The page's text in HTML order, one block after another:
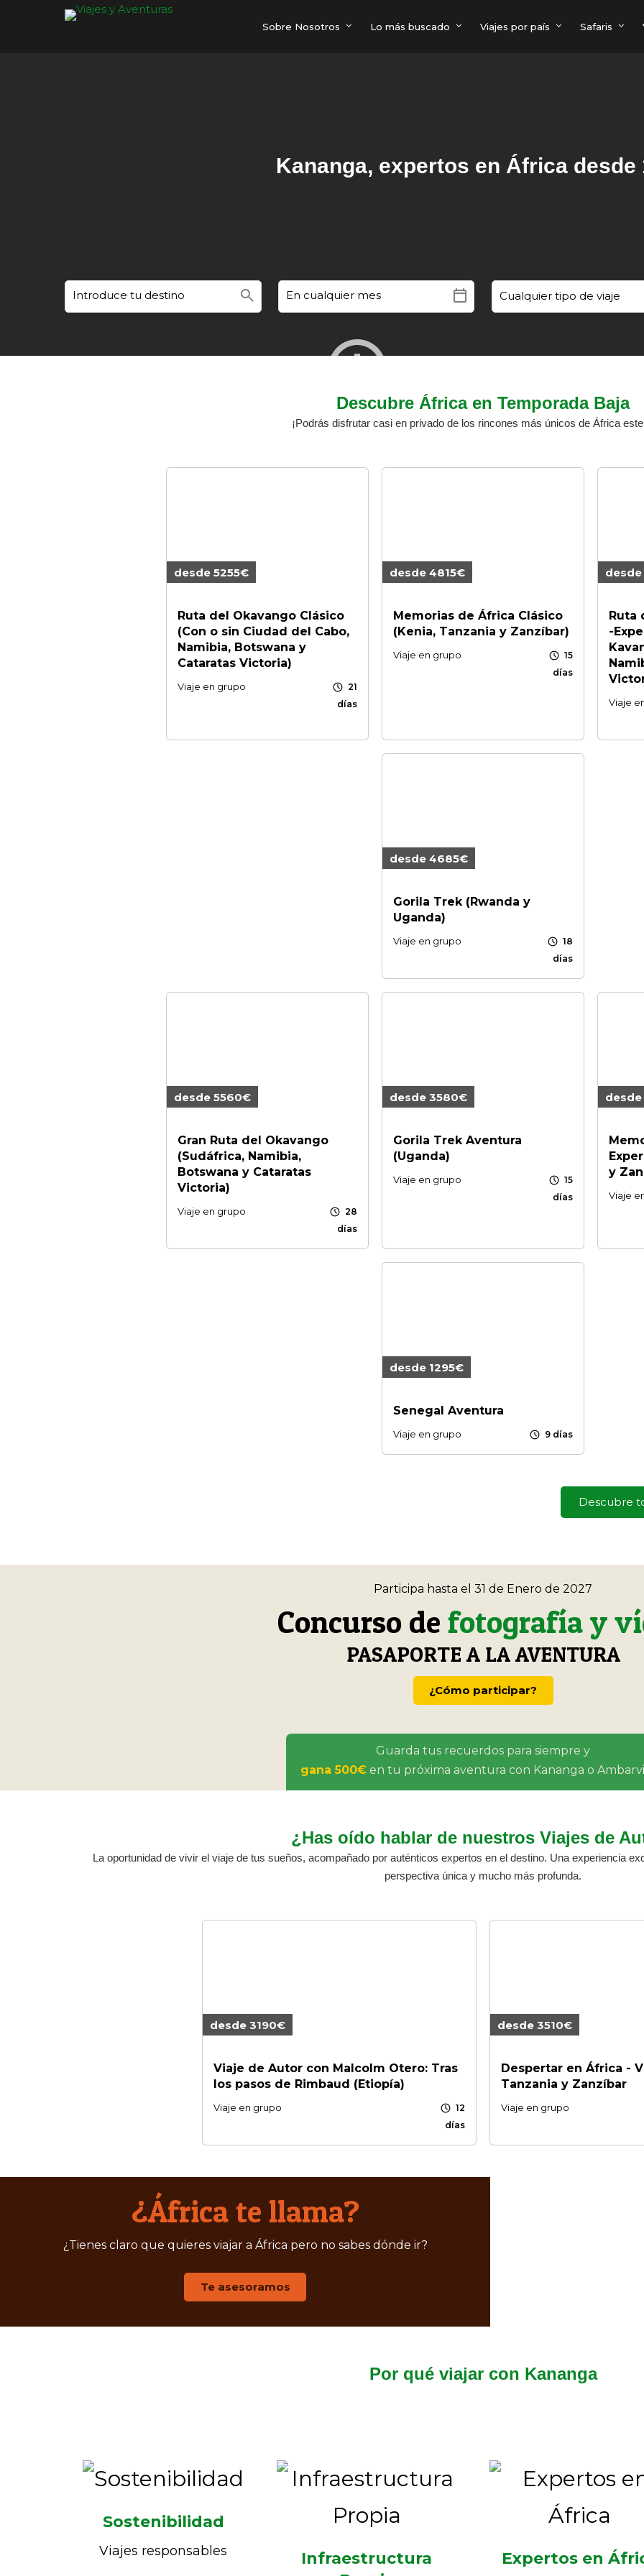
Sobre Nosotros Lo más buscado Viajes por país Safaris
Kananga, expertos en África desde
search calendar_today
Descubre África en Temporada Baja
¡Podrás disfrutar casi en privado de los rincones más únicos de África
desde 5255€
Ruta del Okavango Clásico
(Con o sin Ciudad del Cabo,
Namibia, Botswana y
Cataratas Victoria)
Viaje en grupo schedule 21
días
desde 4815€
Memorias de África Clásico
(Kenia, Tanzania y Zanzíbar)
Viaje en grupo schedule 15
días
Ruta
-
Viaje
desde 4685€
Gorila Trek (Rwanda y
Uganda)
Viaje en grupo schedule 18
días
desde 5560€
Gran Ruta del Okavango
(Sudáfrica, Namibia,
Botswana y Cataratas
Victoria)
Viaje en grupo schedule 28
días
desde 3580€
Gorila Trek Aventura
(Uganda)
Viaje en grupo schedule 15
días
y
Viaje
desde 1295€
Senegal Aventura
Viaje en grupo schedule 9 días
Descubre
Participa hasta el 31 de Enero de 2027
Concurso de fotografía y
PASAPORTE A LA AVENTURA
¿Cómo participar?
Guarda tus recuerdos para siempre y
gana 500€en tu próxima aventura con Kananga o
¿Has oído hablar de nuestros Viajes de
La oportunidad de vivir el viaje de tus sueños, acompañado por auténticos expertos en el destino. Una experiencia
perspectiva única y mucho más profunda.
desde 3190€
Viaje de Autor con Malcolm Otero: Tras
los pasos de Rimbaud (Etiopía)
Viaje en grupo schedule 12
días
desde 3510€
Despertar en África -
Tanzania y Zanzíbar
Viaje en grupo
¿África te llama?
¿Tienes claro que quieres viajar a África pero no sabes dónde ir?
Te asesoramos
Por qué viajar con Kananga
Sostenibilidad
Viajes responsables
Infraestructura
Expertos en